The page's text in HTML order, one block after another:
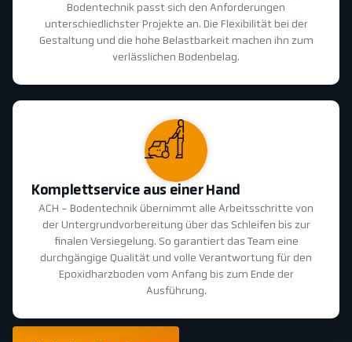
Bodentechnik passt sich den Anforderungen
unterschiedlichster Projekte an. Die Flexibilität bei der
Gestaltung und die hohe Belastbarkeit machen ihn zum
verlässlichen Bodenbelag.
Komplettservice aus einer Hand
ACH - Bodentechnik übernimmt alle Arbeitsschritte von
der Untergrundvorbereitung über das Schleifen bis zur
finalen Versiegelung. So garantiert das Team eine
durchgängige Qualität und volle Verantwortung für den
Epoxidharzboden vom Anfang bis zum Ende der
Ausführung.